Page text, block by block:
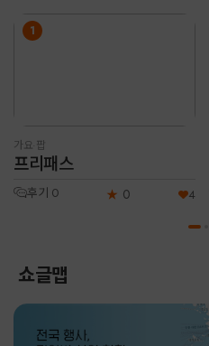
1
가요·팝
프리패스
후기 0 ★ 0 4
쇼글맵